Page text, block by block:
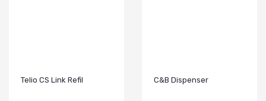
Telio CS Link Refil C&B Dispenser